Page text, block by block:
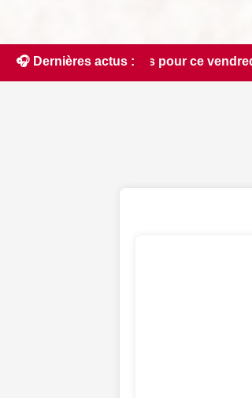
🎧 Dernières actus :
Cher - Le Berry Républicain •